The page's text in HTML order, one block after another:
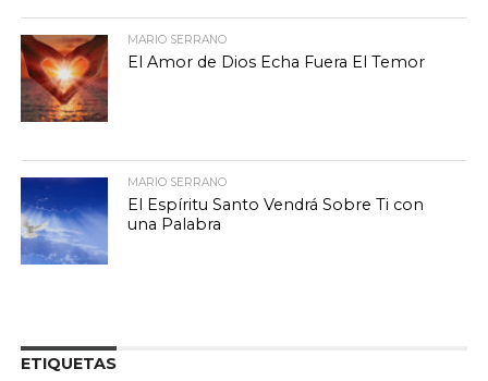
MARIO SERRANO
El Amor de Dios Echa Fuera El Temor
MARIO SERRANO
El Espíritu Santo Vendrá Sobre Ti con
una Palabra
ETIQUETAS